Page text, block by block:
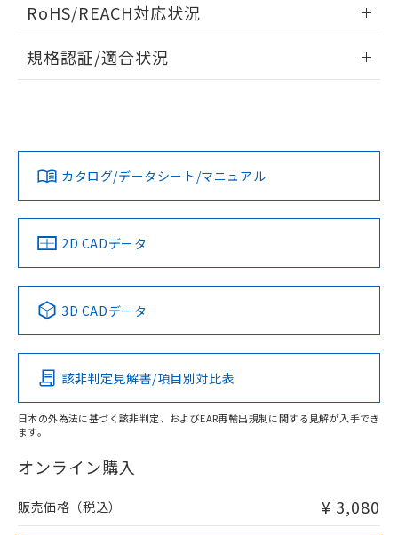
ドすることができます。
ログイン/会員登録
ダウンロードデータをご利用いただく前に、以下を必ずお読
みください。
ソフトウェアの使用条件
RoHS/REACH対応状況
EU RoHS 注意事項・凡例
対応済み
中国 RoHS 注意事項・凡例
Pb Hg Cd Cr(VI)
O
在庫等で未対応品が混在する可能性があります。
問い合わせください。
規格認証/適合状況
カタログ/データシート/マニュアル
2D CADデータ
3D CADデータ
該非判定見解書/項目別対比表
日本の外為法に基づく該非判定、およびEAR再輸出規制に関する見解が入手でき
ます。
オンライン購入
販売価格（税込） ¥ 3,080